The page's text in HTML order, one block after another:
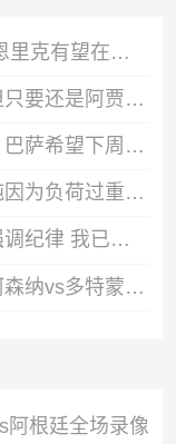
RMC：巴黎迎回世界杯国脚，恩里克有望在欧超杯起用阿克利乌什
戈茨：我确实在和巴黎谈判，但只要还是阿贾克斯球员我就会拼全力
马卡：小蜘蛛短期内难有结果；巴萨希望下周敲定罗德里和费兰交易
戈茨经纪人：他没参加比赛单纯因为负荷过重，和巴黎转会传闻无关
库尔图瓦：穆里尼奥要求严格强调纪律 我已准备好参加明天的训练
贝林厄姆社媒晒照：现场观战阿森纳vs多特蒙德的酋长杯比赛
阿根廷全场录像